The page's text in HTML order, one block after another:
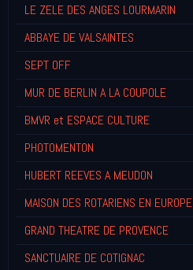
LE ZELE DES ANGES LOURMARIN
ABBAYE DE VALSAINTES
SEPT OFF
MUR DE BERLIN A LA COUPOLE
BMVR et ESPACE CULTURE
PHOTOMENTON
HUBERT REEVES A MEUDON
MAISON DES ROTARIENS EN EUROPE
GRAND THEATRE DE PROVENCE
SANCTUAIRE DE COTIGNAC